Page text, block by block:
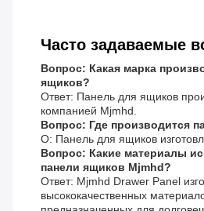
Часто задаваемые
Вопрос: Какая марка
ящиков?
Ответ: Панель для ящиков
компанией Mjmhd.
Вопрос: Где производится
О: Панель для ящиков
Вопрос: Какие материалы
панели ящиков Mjmhd?
Ответ: Mjmhd Drawer Panel
высококачественных